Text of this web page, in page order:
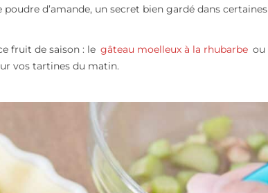
d’amande, un secret bien gardé dans certaines
fruit de saison : le gâteau moelleux à la rhubarbe ou
vos tartines du matin.